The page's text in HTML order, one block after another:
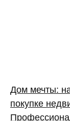
Дом мечты:
покупке